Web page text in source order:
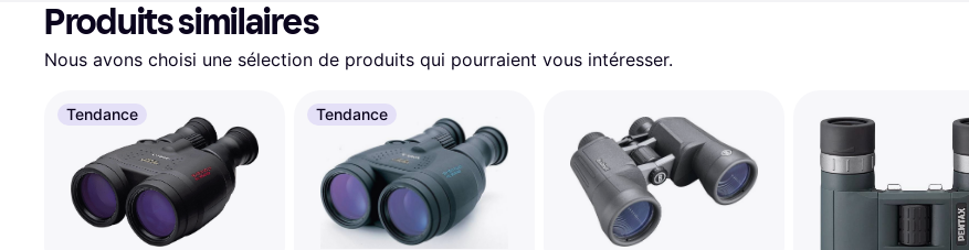
Produits similaires
Nous avons choisi une sélection de produits qui pourraient vous intéresser.
Tendance Tendance